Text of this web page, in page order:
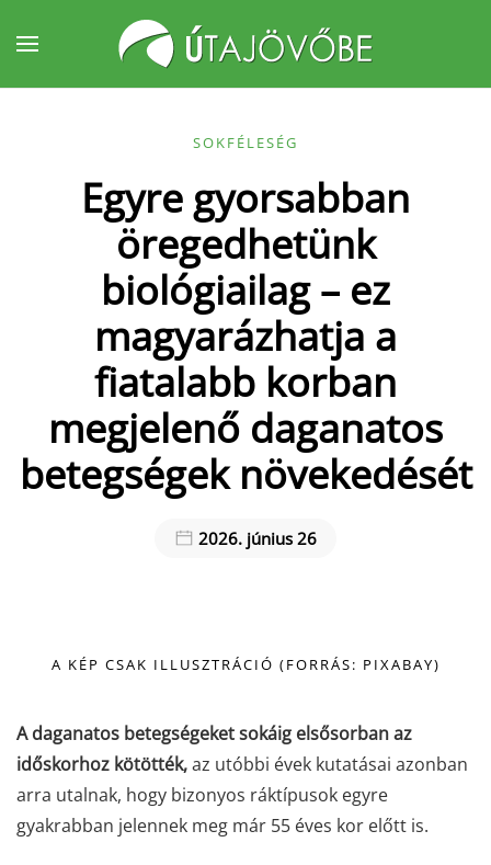
Fő tartalom átugrása
SOKFÉLESÉG
Egyre gyorsabban
öregedhetünk
biológiailag – ez
magyarázhatja a
fiatalabb korban
megjelenő daganatos
betegségek növekedését
2026. június 26
A KÉP CSAK ILLUSZTRÁCIÓ (FORRÁS: PIXABAY)
A daganatos betegségeket sokáig elsősorban az
időskorhoz kötötték,az utóbbi évek kutatásai azonban
arra utalnak, hogy bizonyos ráktípusok egyre
gyakrabban jelennek meg már 55 éves kor előtt is.